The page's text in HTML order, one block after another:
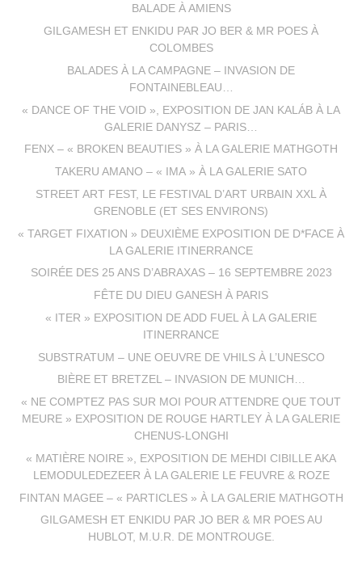
BALADE À AMIENS
GILGAMESH ET ENKIDU PAR JO BER & MR POES À
COLOMBES
BALADES À LA CAMPAGNE – INVASION DE
FONTAINEBLEAU…
« DANCE OF THE VOID », EXPOSITION DE JAN KALÁB À LA
GALERIE DANYSZ – PARIS…
FENX – « BROKEN BEAUTIES » À LA GALERIE MATHGOTH
TAKERU AMANO – « IMA » À LA GALERIE SATO
STREET ART FEST, LE FESTIVAL D’ART URBAIN XXL À
GRENOBLE (ET SES ENVIRONS)
« TARGET FIXATION » DEUXIÈME EXPOSITION DE D*FACE À
LA GALERIE ITINERRANCE
SOIRÉE DES 25 ANS D’ABRAXAS – 16 SEPTEMBRE 2023
FÊTE DU DIEU GANESH À PARIS
« ITER » EXPOSITION DE ADD FUEL À LA GALERIE
ITINERRANCE
SUBSTRATUM – UNE OEUVRE DE VHILS À L’UNESCO
BIÈRE ET BRETZEL – INVASION DE MUNICH…
« NE COMPTEZ PAS SUR MOI POUR ATTENDRE QUE TOUT
MEURE » EXPOSITION DE ROUGE HARTLEY À LA GALERIE
CHENUS-LONGHI
« MATIÈRE NOIRE », EXPOSITION DE MEHDI CIBILLE AKA
LEMODULEDEZEER À LA GALERIE LE FEUVRE & ROZE
FINTAN MAGEE – « PARTICLES » À LA GALERIE MATHGOTH
GILGAMESH ET ENKIDU PAR JO BER & MR POES AU
HUBLOT, M.U.R. DE MONTROUGE.